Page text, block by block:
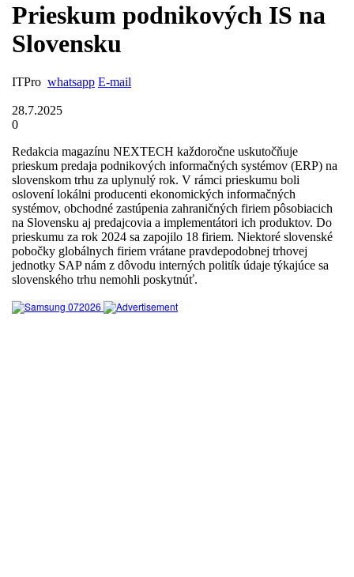
Prieskum podnikových IS na
Slovensku
ITPro whatsapp E-mail
28.7.2025
0
Redakcia magazínu NEXTECH každoročne uskutočňuje
prieskum predaja podnikových informačných systémov (ERP) na
slovenskom trhu za uplynulý rok. V rámci prieskumu boli
oslovení lokálni producenti ekonomických informačných
systémov, obchodné zastúpenia zahraničných firiem pôsobiacich
na Slovensku aj predajcovia a implementátori ich produktov. Do
prieskumu za rok 2024 sa zapojilo 18 firiem. Niektoré slovenské
pobočky globálnych firiem vrátane pravdepodobnej trhovej
jednotky SAP nám z dôvodu interných politík údaje týkajúce sa
slovenského trhu nemohli poskytnúť.